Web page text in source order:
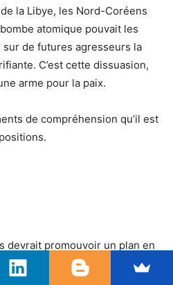
la Libye, les Nord-Coréens
atomique pouvait les
de futures agresseurs la
C’est cette dissuasion,
arme pour la paix.
de compréhension qu’il est
devrait promouvoir un plan en